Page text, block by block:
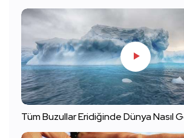
Tüm Buzullar Eridiğinde Dünya Nasıl